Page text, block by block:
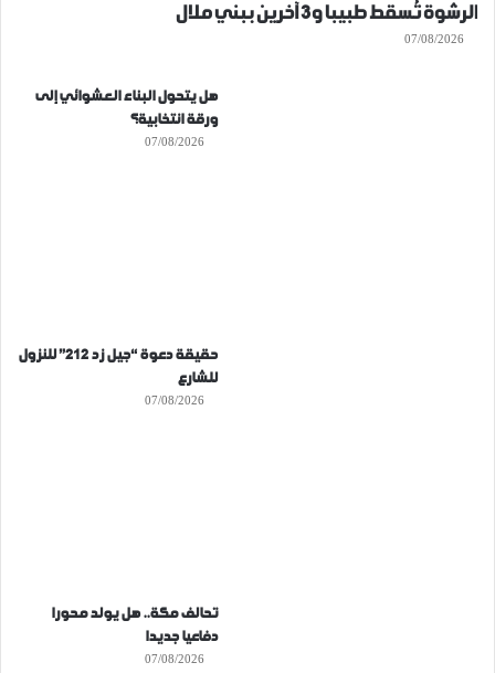
الرشوة تُسقط طبيبا و3 آخرين ببني ملال
07/08/2026
هل يتحول البناء العشوائي إلى
ورقة انتخابية؟
07/08/2026
حقيقة دعوة “جيل زد 212” للنزول
للشارع
07/08/2026
تحالف مكة.. هل يولد محورا
دفاعيا جديدا
07/08/2026